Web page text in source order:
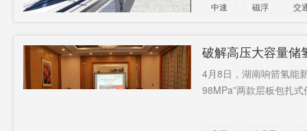
中速 磁浮 交
破解高压大容量储
4月8日，湖南响箭氢能
98MPa”两款层板包扎